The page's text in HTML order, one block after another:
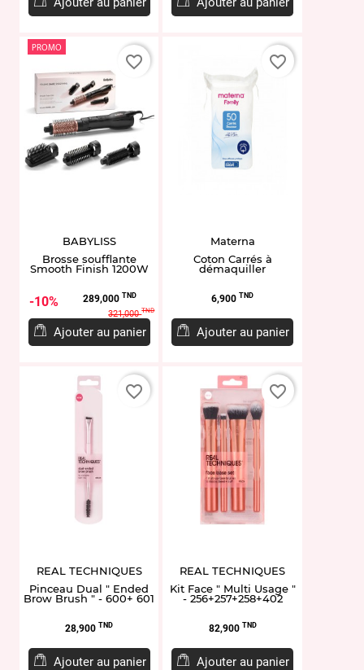
PROMO
BABYLISS
Brosse soufflante
Smooth Finish 1200W
10% Prix
289,000 TNDPrix
de
base
321,000TND
Ajouter au panier
favorite_border
Materna
Coton Carrés à
démaquiller
Prix
6,900 TND
Ajouter au panier
favorite_border
REAL TECHNIQUES
Pinceau Dual " Ended
Brow Brush " - 600+ 601
Prix
28,900 TND
Ajouter au panier
favorite_border
REAL TECHNIQUES
Kit Face " Multi Usage "
- 256+257+258+402
Prix
82,900 TND
Ajouter au panier
favorite_border